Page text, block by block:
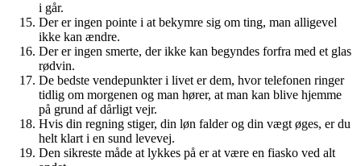
i går.
Der er ingen pointe i at bekymre sig om ting, man alligevel
ikke kan ændre.
Der er ingen smerte, der ikke kan begyndes forfra med et glas
rødvin.
De bedste vendepunkter i livet er dem, hvor telefonen ringer
tidlig om morgenen og man hører, at man kan blive hjemme
på grund af dårligt vejr.
Hvis din regning stiger, din løn falder og din vægt øges, er du
helt klart i en sund levevej.
Den sikreste måde at lykkes på er at være en fiasko ved alt